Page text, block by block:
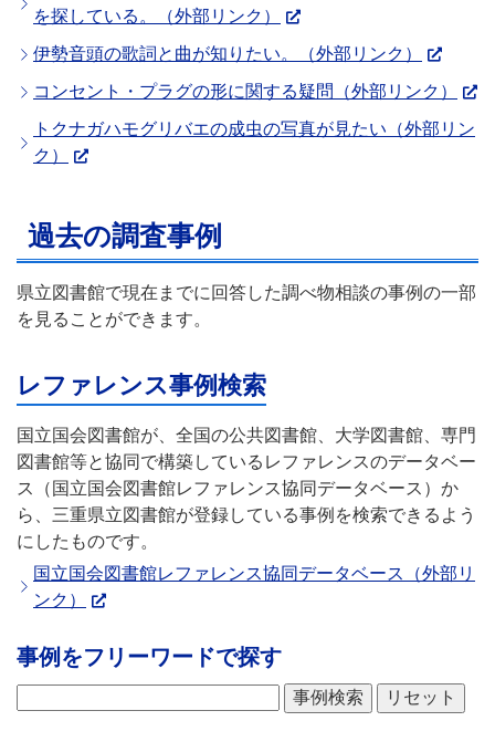
を探している。（外部リンク）
伊勢音頭の歌詞と曲が知りたい。（外部リンク）
コンセント・プラグの形に関する疑問（外部リンク）
トクナガハモグリバエの成虫の写真が見たい（外部リン
ク）
過去の調査事例
県立図書館で現在までに回答した調べ物相談の事例の一部
を見ることができます。
レファレンス事例検索
国立国会図書館が、全国の公共図書館、大学図書館、専門
図書館等と協同で構築しているレファレンスのデータベー
ス（国立国会図書館レファレンス協同データベース）か
ら、三重県立図書館が登録している事例を検索できるよう
にしたものです。
国立国会図書館レファレンス協同データベース（外部リ
ンク）
事例をフリーワードで探す